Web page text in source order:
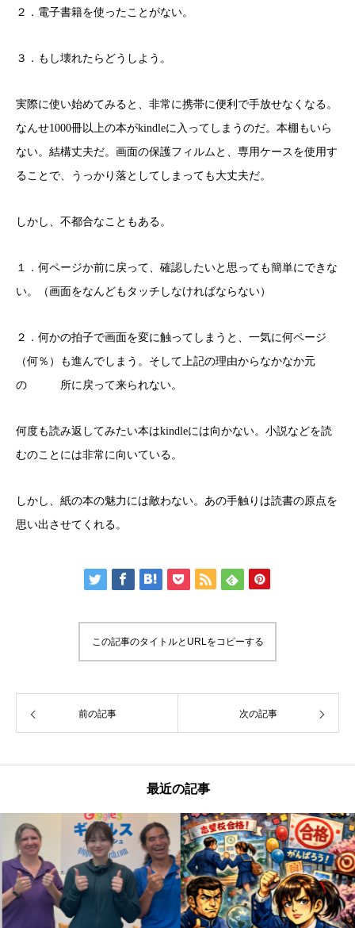
２．電子書籍を使ったことがない。
３．もし壊れたらどうしよう。
実際に使い始めてみると、非常に携帯に便利で手放せなくなる。
なんせ1000冊以上の本がkindleに入ってしまうのだ。本棚もいら
ない。結構丈夫だ。画面の保護フィルムと、専用ケースを使用す
ることで、うっかり落としてしまっても大丈夫だ。
しかし、不都合なこともある。
１．何ページか前に戻って、確認したいと思っても簡単にできな
い。（画面をなんどもタッチしなければならない）
２．何かの拍子で画面を変に触ってしまうと、一気に何ページ
（何％）も進んでしまう。そして上記の理由からなかなか元
の 所に戻って来られない。
何度も読み返してみたい本はkindleには向かない。小説などを読
むのことには非常に向いている。
しかし、紙の本の魅力には敵わない。あの手触りは読書の原点を
思い出させてくれる。
この記事のタイトルとURLをコピーする
前の記事 次の記事
最近の記事